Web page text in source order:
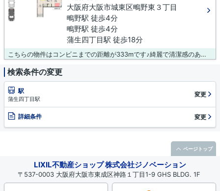
大阪府大阪市城東区鴫野東３丁目
鴫野駅 徒歩4分
鴫野駅 徒歩4分
蒲生四丁目駅 徒歩18分
こちらの物件はコンビニまでの距離が333mです♪綺麗で清潔感のある室内が新築戸建ての特徴です♪当社のスタッフが物件購入を全力でサポートいたします♪まずはお客様の希望とする条件をお気軽にお申しつけください♪それに合った物件をご紹介させていただきます(*^^*)
検索条件の変更
駅
蒲生四丁目駅
変更
詳細条件 変更
LIXIL不動産ショップ 株式会社ジノベーション
〒537-0003 大阪府大阪市東成区神路１丁目1-9 GHS BLDG. 1F
ページトップ